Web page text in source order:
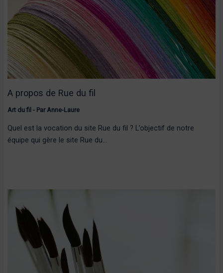
A propos de Rue du fil
Art du fil - Par Anne-Laure
Quel est la vocation du site Rue du fil ? L’objectif de notre
équipe qui gère le site Rue du…